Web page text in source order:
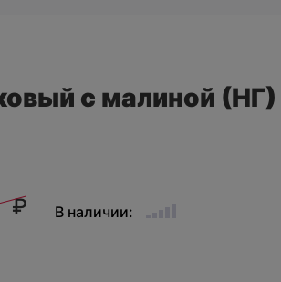
с малиной (НГ)
₽ В наличии: